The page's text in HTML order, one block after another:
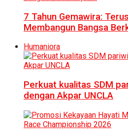
7 Tahun Gemawira:
Membangun Bangsa
Humaniora
Perkuat kualitas SDM
dengan Akpar UNCLA